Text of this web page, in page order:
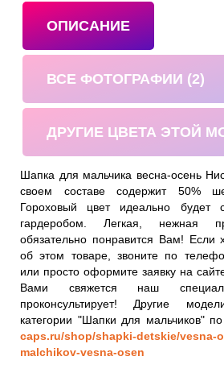
ОПИСАНИЕ
ВСЕ ФОТОГРАФИИ (2)
ДРУГИЕ ЦВЕТА ЭТОЙ
Шапка для мальчика весна-осень
своем составе содержит 50%
Гороховый цвет идеально будет
гардеробом. Легкая, нежная
обязательно понравится Вам! Если
об этом товаре, звоните по
или просто оформите заявку на
Вами свяжется наш
проконсультирует! Другие
категории "Шапки для мальчиков"
caps.ru/shop/shapki-detskie/vesna-
malchikov-vesna-osen